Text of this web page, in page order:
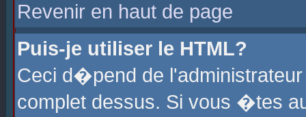
Revenir en haut de page
Puis-je utiliser le HTML?
Ceci d�pend de
complet dessus. Si vous �tes